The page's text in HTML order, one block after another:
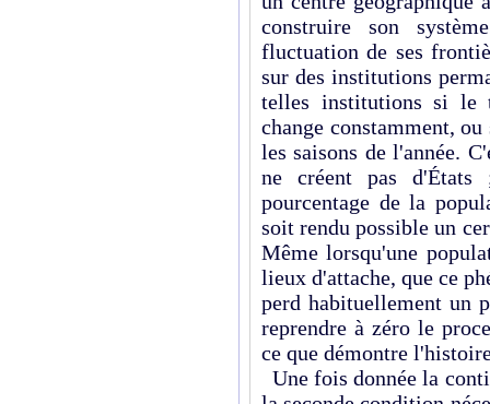
construire son
fluctuation de ses
sur des institutions
telles institutions si le
change constamment,
les saisons de l'année.
ne créent pas
pourcentage de la
soit rendu possible un
Même lorsqu'une
lieux d'attache, que ce
perd habituellement un
reprendre à zéro le
ce que démontre
Une fois donnée la